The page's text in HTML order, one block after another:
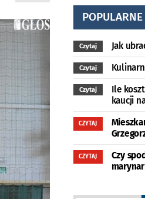
DO
POPULARNE
Czytaj Jak
Czytaj
Czytaj
Ile
kaucji
CZYTAJ
CZYTAJ
Czy